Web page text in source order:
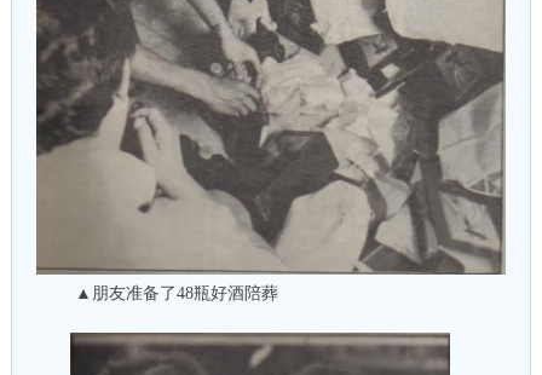
▲朋友准备了48瓶好酒陪葬